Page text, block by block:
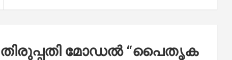
മോഡൽ “പൈതൃക